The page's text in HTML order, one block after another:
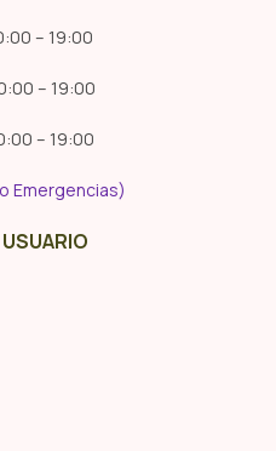
– 19:00
– 19:00
– 19:00
Emergencias)